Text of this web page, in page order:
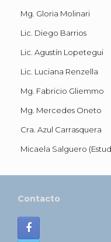
Mg. Gloria Molinari
Lic. Diego Barrios
Lic. Agustín Lopetegui
Lic. Luciana Renzella
Mg. Fabricio Gliemmo
Mg. Mercedes Oneto
Cra. Azul Carrasquera
Micaela Salguero
Contacto